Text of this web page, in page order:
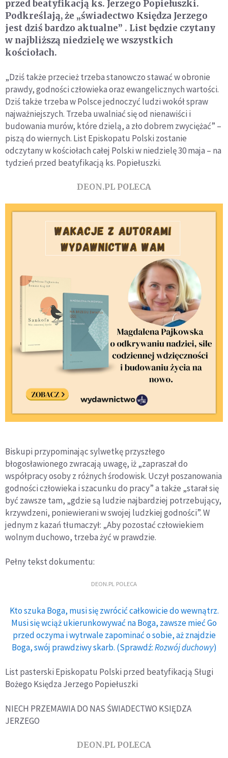
przed beatyfikacją ks. Jerzego Popiełuszki.
Podkreślają, że „świadectwo Księdza Jerzego
jest dziś bardzo aktualne” . List będzie czytany
w najbliższą niedzielę we wszystkich
kościołach.
„Dziś także przecież trzeba stanowczo stawać w obronie
prawdy, godności człowieka oraz ewangelicznych wartości.
Dziś także trzeba w Polsce jednoczyć ludzi wokół spraw
najważniejszych. Trzeba uwalniać się od nienawiści i
budowania murów, które dzielą, a zło dobrem zwyciężać” –
piszą do wiernych. List Episkopatu Polski zostanie
odczytany w kościołach całej Polski w niedzielę 30 maja – na
tydzień przed beatyfikacją ks. Popiełuszki.
DEON.PL POLECA
Biskupi przypominając sylwetkę przyszłego
błogosławionego zwracają uwagę, iż „zapraszał do
współpracy osoby z różnych środowisk. Uczył poszanowania
godności człowieka i szacunku do pracy” a także „starał się
być zawsze tam, „gdzie są ludzie najbardziej potrzebujący,
krzywdzeni, poniewierani w swojej ludzkiej godności”. W
jednym z kazań tłumaczył: „Aby pozostać człowiekiem
wolnym duchowo, trzeba żyć w prawdzie.
Pełny tekst dokumentu:
DEON.PL POLECA
Kto szuka Boga, musi się zwrócić całkowicie do wewnątrz.
Musi się wciąż ukierunkowywać na Boga, zawsze mieć Go
przed oczyma i wytrwale zapominać o sobie, aż znajdzie
Boga, swój prawdziwy skarb. (Sprawdź:Rozwój duchowy)
List pasterski Episkopatu Polski przed beatyfikacją Sługi
Bożego Księdza Jerzego Popiełuszki
NIECH PRZEMAWIA DO NAS ŚWIADECTWO KSIĘDZA
JERZEGO
DEON.PL POLECA